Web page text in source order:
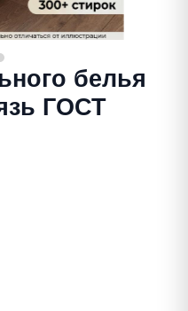
белья
ГОСТ